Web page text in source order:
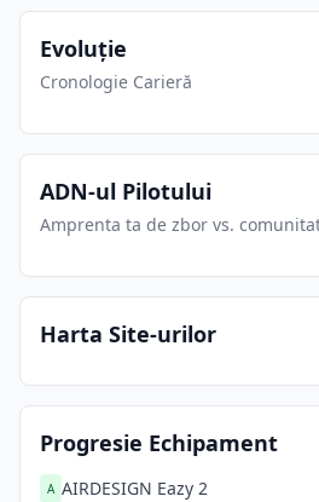
Evoluție
Cronologie Carieră
ADN-ul Pilotului
Amprenta ta de zbor vs.
Harta Site-urilor
Progresie Echipament
A AIRDESIGN Eazy 2